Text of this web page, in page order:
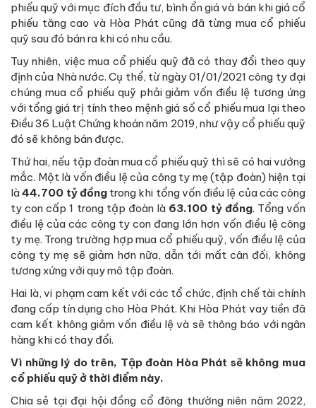
phiếu quỹ với mục đích đầu tư, bình ổn giá và bán khi giá cổ
phiếu tăng cao và Hòa Phát cũng đã từng mua cổ phiếu
quỹ sau đó bán ra khi có nhu cầu.
Tuy nhiên, việc mua cổ phiếu quỹ đã có thay đổi theo quy
định của Nhà nước. Cụ thể, từ ngày 01/01/2021 công ty đại
chúng mua cổ phiếu quỹ phải giảm vốn điều lệ tương ứng
với tổng giá trị tính theo mệnh giá số cổ phiếu mua lại theo
Điều 36 Luật Chứng khoán năm 2019, như vậy cổ phiếu quỹ
đó sẽ không bán được.
Thứ hai, nếu tập đoàn mua cổ phiếu quỹ thì sẽ có hai vướng
mắc. Một là vốn điều lệ của công ty mẹ (tập đoàn) hiện tại
là44.700 tỷ đồngtrong khi tổng vốn điều lệ của các công
ty con cấp 1 trong tập đoàn là 63.100 tỷ đồng. Tổng vốn
điều lệ của các công ty con đang lớn hơn vốn điều lệ công
ty mẹ. Trong trường hợp mua cổ phiếu quỹ, vốn điều lệ của
công ty mẹ sẽ giảm hơn nữa, dẫn tới mất cân đối, không
tương xứng với quy mô tập đoàn.
Hai là, vi phạm cam kết với các tổ chức, định chế tài chính
đang cấp tín dụng cho Hòa Phát. Khi Hòa Phát vay tiền đã
cam kết không giảm vốn điều lệ và sẽ thông báo với ngân
hàng khi có thay đổi.
Vì những lý do trên, Tập đoàn Hòa Phát sẽ không mua
cổ phiếu quỹ ở thời điểm này.
Chia sẻ tại đại hội đồng cổ đông thường niên năm 2022,